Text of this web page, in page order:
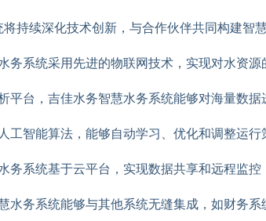
持续深化技术创新，与合作伙伴共同构建智
务系统采用先进的物联网技术，实现对水资
平台，吉佳水务智慧水务系统能够对海量数据
工智能算法，能够自动学习、优化和调整运行
务系统基于云平台，实现数据共享和远程监控
水务系统能够与其他系统无缝集成，如财务